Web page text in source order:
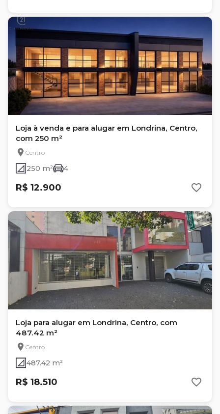
Loja à venda e para alugar em Londrina, Centro,
com 250 m²
Centro
250 m² 4
R$ 12.900
Loja para alugar em Londrina, Centro, com
487.42 m²
Centro
487.42 m²
R$ 18.510